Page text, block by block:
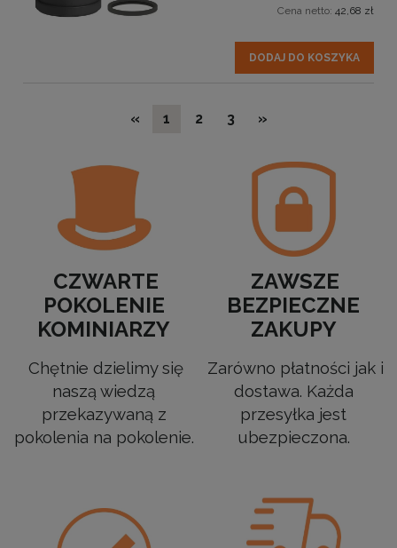
Cena netto: 42,68 zł
DODAJ DO KOSZYKA
« 1 2 3 »
CZWARTE
POKOLENIE
KOMINIARZY
Chętnie dzielimy się
naszą wiedzą
przekazywaną z
pokolenia na pokolenie.
ZAWSZE
BEZPIECZNE
ZAKUPY
Zarówno płatności jak i
dostawa. Każda
przesyłka jest
ubezpieczona.